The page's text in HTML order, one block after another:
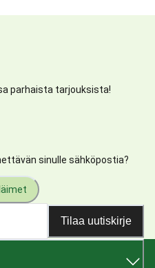
parhaista tarjouksista!
sinulle sähköpostia?
Tilaa uutiskirje